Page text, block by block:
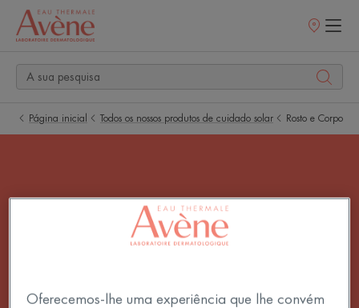
Pontos
Página inicial Todos os nossos produtos de cuidado solar Rosto e Corpo
Rosto e Corpo
Oferecemos-lhe uma experiência que lhe convém